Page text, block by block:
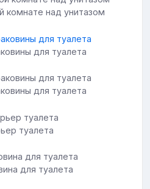
комнате над унитазом
для туалета
для туалета
туалета
для туалета